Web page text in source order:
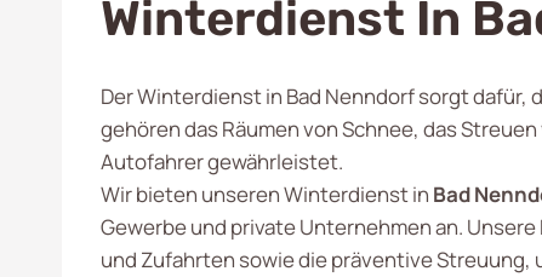
Winterdienst In
Der Winterdienst in Bad Nenndorf sorgt dafür,
gehören das Räumen von Schnee, das
Autofahrer gewährleistet.
Wir bieten unseren Winterdienst in Bad
Gewerbe und private Unternehmen an.
und Zufahrten sowie die präventive Streuung,